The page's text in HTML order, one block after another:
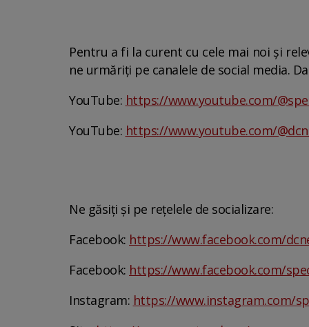
Pentru a fi la curent cu cele mai noi și
ne urmăriți pe canalele de social media.
YouTube: https://www.youtube.com/
YouTube: https://www.youtube.com/
Ne găsiți și pe rețelele de socializare:
Facebook: https://www.facebook.com/
Facebook: https://www.facebook.com/
Instagram: https://www.instagram.com/